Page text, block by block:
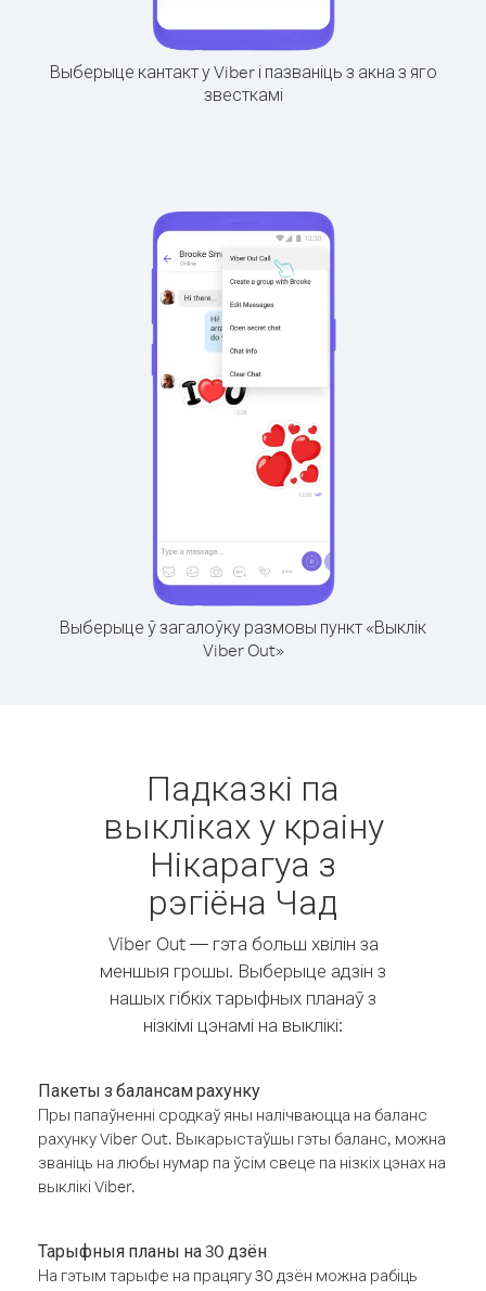
Выберыце кантакт у Viber і пазваніць з акна з яго
звесткамі
Выберыце ў загалоўку размовы пункт «Выклік
Viber Out»
Падказкі па
выкліках у краіну
Нікарагуа з
рэгіёна Чад
Viber Out — гэта больш хвілін за
меншыя грошы. Выберыце адзін з
нашых гібкіх тарыфных планаў з
нізкімі цэнамі на выклікі:
Пакеты з балансам рахунку
Пры папаўненні сродкаў яны налічваюцца на баланс
рахунку Viber Out. Выкарыстаўшы гэты баланс, можна
званіць на любы нумар па ўсім свеце па нізкіх цэнах на
выклікі Viber.
Тарыфныя планы на 30 дзён
На гэтым тарыфе на працягу 30 дзён можна рабіць